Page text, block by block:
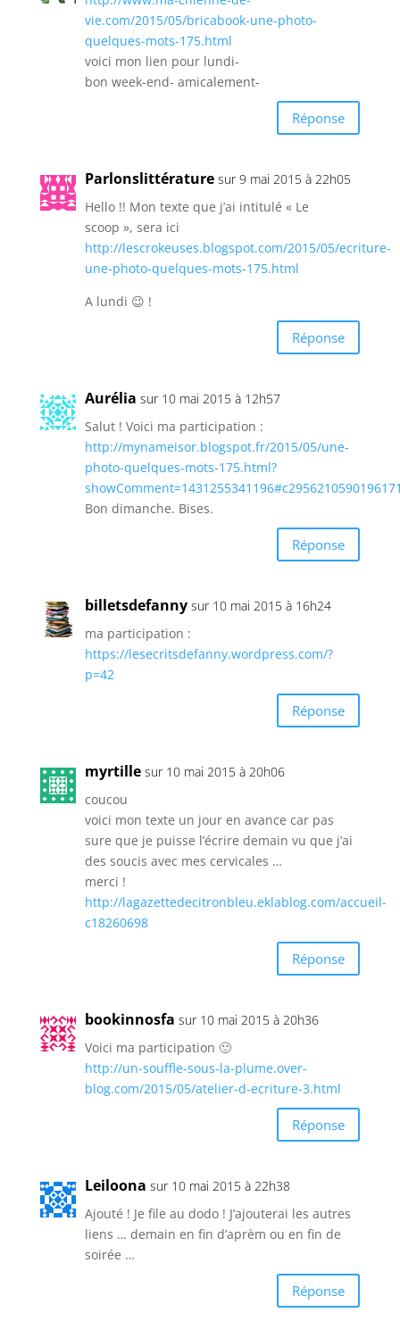
vie.com/2015/05/bricabook-une-photo-
quelques-mots-175.html
voici mon lien pour lundi-
bon week-end- amicalement-
Réponse
Parlonslittérature sur 9 mai 2015 à 22h05
Hello !! Mon texte que j’ai intitulé « Le
scoop », sera ici
http://lescrokeuses.blogspot.com/2015/05/ecriture-
une-photo-quelques-mots-175.html
A lundi 😉 !
Réponse
Aurélia sur 10 mai 2015 à 12h57
Salut ! Voici ma participation :
http://mynameisor.blogspot.fr/2015/05/une-
photo-quelques-mots-175.html?
Bon dimanche. Bises.
Réponse
billetsdefanny sur 10 mai 2015 à 16h24
ma participation :
https://lesecritsdefanny.wordpress.com/?
p=42
Réponse
myrtille sur 10 mai 2015 à 20h06
coucou
voici mon texte un jour en avance car pas
sure que je puisse l’écrire demain vu que j’ai
des soucis avec mes cervicales …
merci !
http://lagazettedecitronbleu.eklablog.com/accueil-
c18260698
Réponse
bookinnosfa sur 10 mai 2015 à 20h36
Voici ma participation 🙂
http://un-souffle-sous-la-plume.over-
blog.com/2015/05/atelier-d-ecriture-3.html
Réponse
Leiloona sur 10 mai 2015 à 22h38
Ajouté ! Je file au dodo ! J’ajouterai les autres
liens … demain en fin d’aprèm ou en fin de
soirée …
Réponse